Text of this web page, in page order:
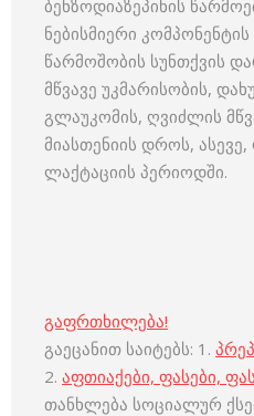
ბენზოდიაზეპინის
ნებისმიერი
წარმოშობის სუნთქვის
მწვავე უკმარისობის,
გლაუკომის, ღვიძლის
მიასთენიის დროს,
ლაქტაციის პერიოდში.
გაფრთხილება!
გაეცანით საიტებს: 1.
2. აფთიაქები, ფასები,
თანხლება სოციალურ